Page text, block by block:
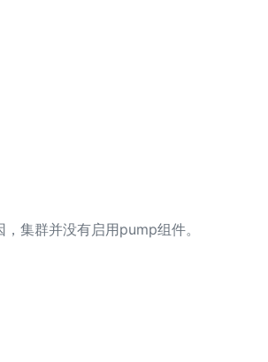
集群并没有启用pump组件。